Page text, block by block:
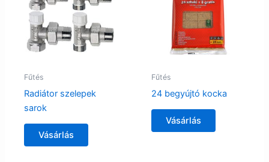
Fűtés
Radiátor szelepek
sarok
Vásárlás
Fűtés
24 begyújtó kocka
Vásárlás